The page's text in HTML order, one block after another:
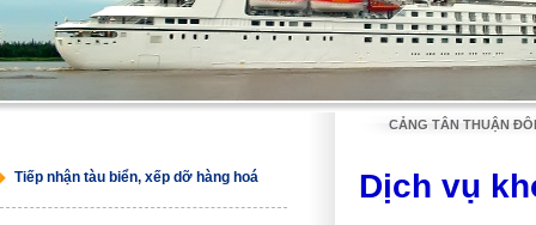
Tiếp nhận tàu biển, xếp dỡ hàng hoá
CẢNG TÂN THUẬN
Dịch vụ